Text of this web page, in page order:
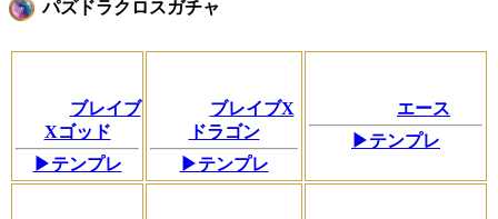
パズドラクロスガチャ
ブレイブ
Xゴッド
▶テンプレ
ブレイブX
ドラゴン
▶テンプレ
エース
▶テンプレ